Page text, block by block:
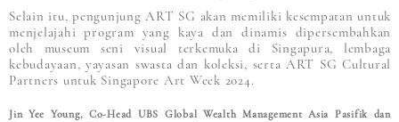
Selain itu, pengunjung ART SG akan memiliki kesempatan untuk
menjelajahi program yang kaya dan dinamis dipersembahkan
oleh museum seni visual terkemuka di Singapura, lembaga
kebudayaan, yayasan swasta dan koleksi, serta ART SG Cultural
Partners untuk Singapore Art Week 2024.
Jin Yee Young, Co-Head UBS Global Wealth Management Asia Pasifik dan